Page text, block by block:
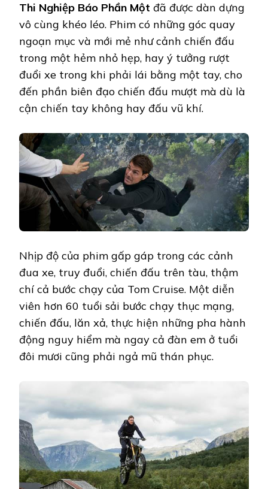
Thi Nghiệp Báo Phần Một đã được dàn dựng
vô cùng khéo léo. Phim có những góc quay
ngoạn mục và mới mẻ như cảnh chiến đấu
trong một hẻm nhỏ hẹp, hay ý tưởng rượt
đuổi xe trong khi phải lái bằng một tay, cho
đến phần biên đạo chiến đấu mượt mà dù là
cận chiến tay không hay đấu vũ khí.
Nhịp độ của phim gấp gáp trong các cảnh
đua xe, truy đuổi, chiến đấu trên tàu, thậm
chí cả bước chạy của Tom Cruise. Một diễn
viên hơn 60 tuổi sải bước chạy thục mạng,
chiến đấu, lăn xả, thực hiện những pha hành
động nguy hiểm mà ngay cả đàn em ở tuổi
đôi mươi cũng phải ngả mũ thán phục.